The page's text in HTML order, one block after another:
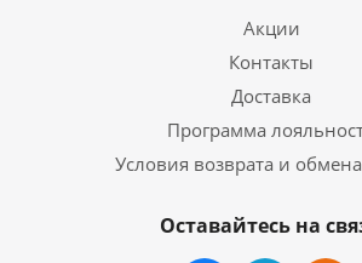
Акции
Контакты
Доставка
Программа
Условия возврата и
Оставайтесь на